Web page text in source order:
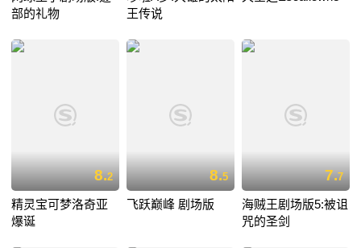
部的礼物
王传说
8.2
精灵宝可梦洛奇亚
爆诞
8.5
飞跃巅峰 剧场版
7.7
海贼王剧场版5:被诅
咒的圣剑